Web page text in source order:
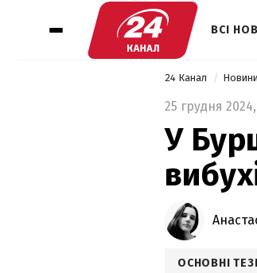
ВСІ
24 Канал
25 грудня 2024,
У
ОСНОВНІ